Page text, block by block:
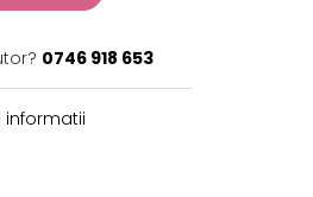
0746 918 653
informatii